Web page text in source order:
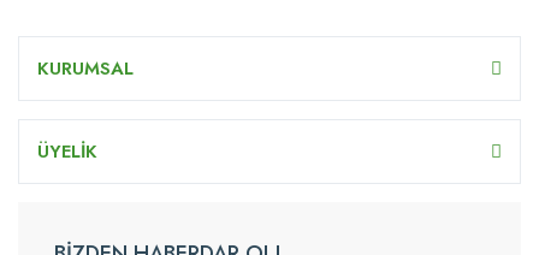
KURUMSAL
ÜYELİK